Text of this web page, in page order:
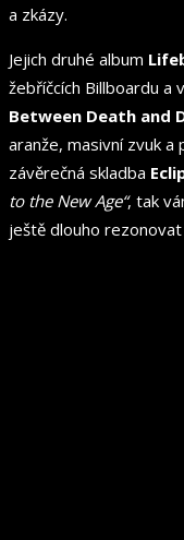
a zkázy.
Jejich druhé album
žebříčcích Billboardu a
Between Death and
aranže, masivní zvuk a
závěrečná skladba
to the New Age“, tak
ještě dlouho rezonovat